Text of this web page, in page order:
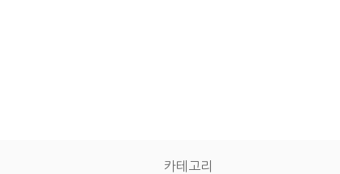
카테고리